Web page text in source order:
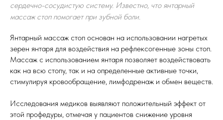
сердечно-сосудистую систему. Известно, что янтарный
массаж стоп помогает при зубной боли.
Янтарный массаж стоп основан на использовании нагретых
зерен янтаря для воздействия на рефлексогенные зоны стоп.
Массаж с использованием янтаря позволяет воздействовать
как на всю стопу, так и на определенные активные точки,
стимулируя кровообращение, лимфодренаж и обмен веществ.
Исследования медиков выявляют положительный эффект от
этой профедуры, отмечая у пациентов снижение уровня